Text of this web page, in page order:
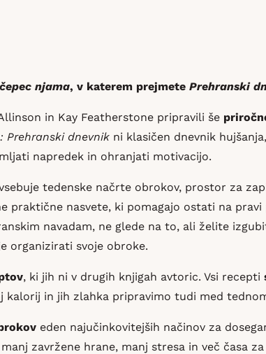
njama, v katerem prejmete Prehranski
in Kay Featherstone pripravili še
Prehranski dnevnik ni klasičen dnevnik
napredek in ohranjati motivacijo.
tedenske načrte obrokov, prostor za
praktične nasvete, ki pomagajo ostati na
navadam, ne glede na to, ali želite
organizirati svoje obroke.
, ki jih ni v drugih knjigah avtoric. Vsi recepti
kalorij in jih zlahka pripravimo tudi med
eden najučinkovitejših načinov za
zavržene hrane, manj stresa in več časa